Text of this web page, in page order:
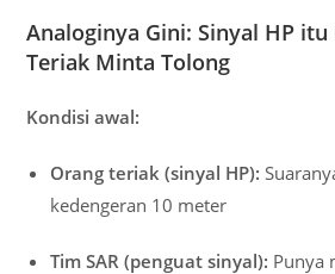
Analoginya Gini: Sinyal HP itu
Teriak Minta Tolong
Kondisi awal:
Orang teriak (sinyal HP):
kedengeran 10 meter
Tim SAR (penguat sinyal): Punya